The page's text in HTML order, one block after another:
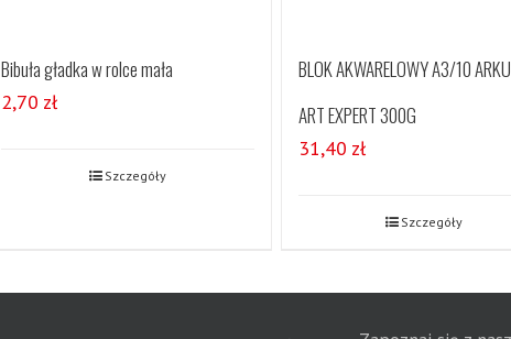
Bibuła gładka w rolce mała
2,70 zł
Szczegóły
BLOK AKWARELOWY A3/10
ART EXPERT 300G
31,40 zł
Szczegóły